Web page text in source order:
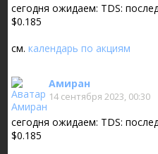
сегодня ожидаем: TDS:
$0.185
см.календарь по акциям
Амиран
14 сентября 2023, 00:30
сегодня ожидаем: TDS:
$0.185